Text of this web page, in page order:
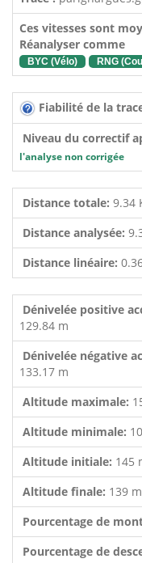
Ces vitesses sont
Réanalyser comme
BYC (Vélo) RNG
Fiabilité de la
Niveau du correctif
l'analyse non corrigée
Distance totale: 9.34
Distance analysée:
Distance linéaire:
Dénivelée positive
129.84 m
Dénivelée négative
133.17 m
Altitude maximale:
Altitude minimale:
Altitude initiale: 145
Altitude finale: 139 m
Pourcentage de
Pourcentage de